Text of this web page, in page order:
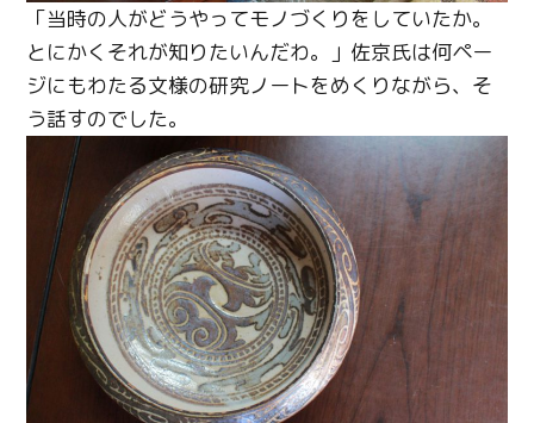
「当時の人がどうやってモノづくりをしていたか。
とにかくそれが知りたいんだわ。」佐京氏は何ペー
ジにもわたる文様の研究ノートをめくりながら、そ
う話すのでした。